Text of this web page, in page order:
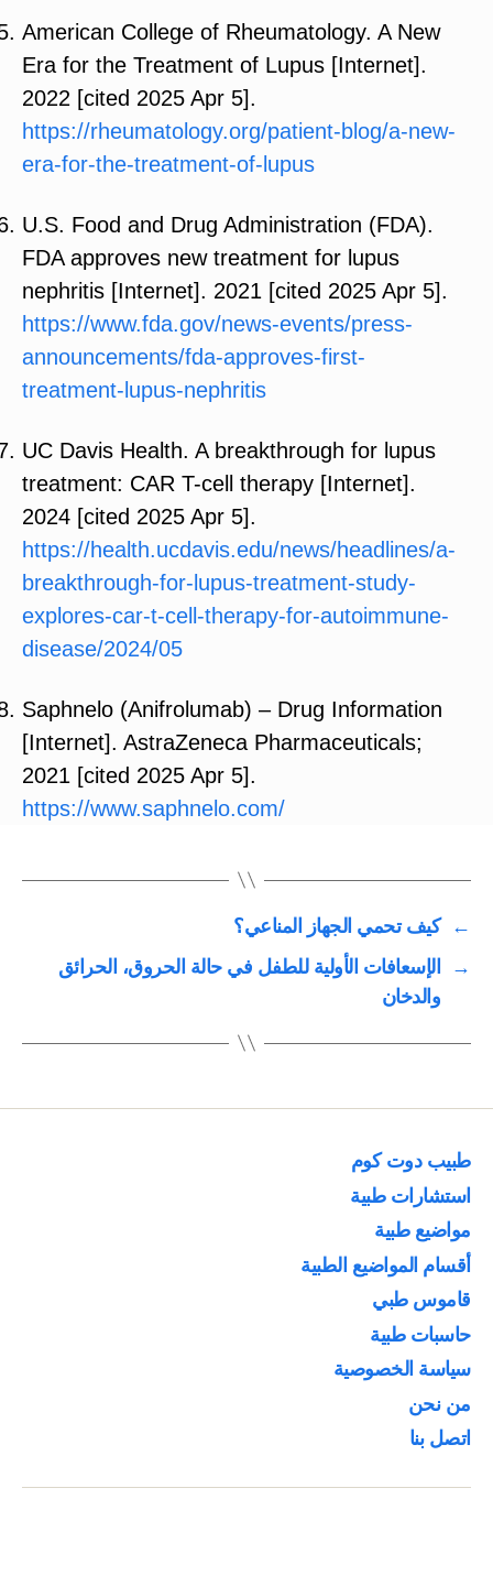
American College of Rheumatology. A New
Era for the Treatment of Lupus [Internet].
2022 [cited 2025 Apr 5].
https://rheumatology.org/patient-blog/a-new-
era-for-the-treatment-of-lupus
U.S. Food and Drug Administration (FDA).
FDA approves new treatment for lupus
nephritis [Internet]. 2021 [cited 2025 Apr 5].
https://www.fda.gov/news-events/press-
announcements/fda-approves-first-
treatment-lupus-nephritis
UC Davis Health. A breakthrough for lupus
treatment: CAR T-cell therapy [Internet].
2024 [cited 2025 Apr 5].
https://health.ucdavis.edu/news/headlines/a-
breakthrough-for-lupus-treatment-study-
explores-car-t-cell-therapy-for-autoimmune-
disease/2024/05
Saphnelo (Anifrolumab) – Drug Information
[Internet]. AstraZeneca Pharmaceuticals;
2021 [cited 2025 Apr 5].
https://www.saphnelo.com/
←
كيف تحمي الجهاز المناعي؟
→
الإسعافات الأولية للطفل في حالة الحروق، الحرائق
والدخان
طبيب دوت كوم
استشارات طبية
مواضيع طبية
أقسام المواضيع الطبية
قاموس طبي
حاسبات طبية
سياسة الخصوصية
من نحن
اتصل بنا